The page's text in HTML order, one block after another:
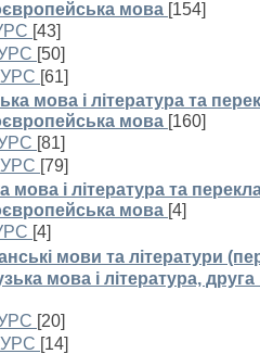
мова [154]
[43]
[50]
[61]
мова і література та
мова [160]
[81]
[79]
мова і література та
мова [4]
[4]
мови та літератури
мова і література,
[20]
[14]